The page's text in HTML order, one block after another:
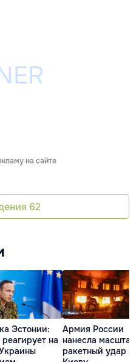
на сайте
62
Эстонии:
на
Армия России
нанесла
ракетный удар по